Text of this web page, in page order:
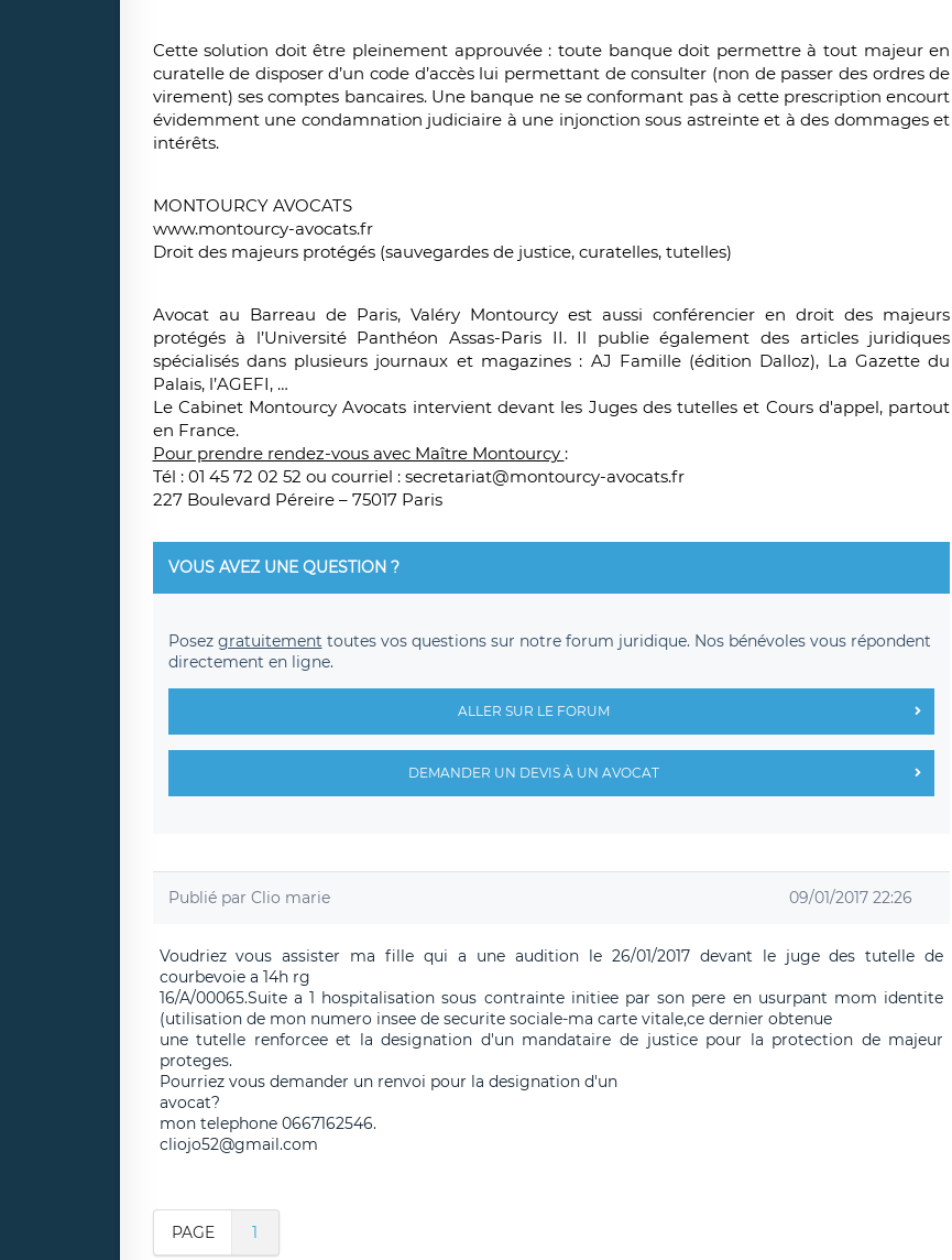
Cette solution doit être pleinement approuvée : toute banque doit permettre à tout majeur en
curatelle de disposer d’un code d’accès lui permettant de consulter (non de passer des ordres de
virement) ses comptes bancaires. Une banque ne se conformant pas à cette prescription encourt
évidemment une condamnation judiciaire à une injonction sous astreinte et à des dommages et
intérêts.
MONTOURCY AVOCATS
www.montourcy-avocats.fr
Droit des majeurs protégés (sauvegardes de justice, curatelles, tutelles)
Avocat au Barreau de Paris, Valéry Montourcy est aussi conférencier en droit des majeurs
protégés à l’Université Panthéon Assas-Paris II. Il publie également des articles juridiques
spécialisés dans plusieurs journaux et magazines : AJ Famille (édition Dalloz), La Gazette du
Palais, l’AGEFI, …
Le Cabinet Montourcy Avocats intervient devant les Juges des tutelles et Cours d'appel, partout
en France.
Pour prendre rendez-vous avec Maître Montourcy :
Tél : 01 45 72 02 52 ou courriel : secretariat@montourcy-avocats.fr
227 Boulevard Péreire – 75017 Paris
VOUS AVEZ UNE QUESTION ?
Posez gratuitement toutes vos questions sur notre forum juridique. Nos bénévoles vous répondent
directement en ligne.
ALLER SUR LE FORUM
DEMANDER UN DEVIS À UN AVOCAT
Publié par Clio marie 09/01/2017 22:26
Voudriez vous assister ma fille qui a une audition le 26/01/2017 devant le juge des tutelle de
courbevoie a 14h rg
16/A/00065.Suite a 1 hospitalisation sous contrainte initiee par son pere en usurpant mom identite
(utilisation de mon numero insee de securite sociale-ma carte vitale,ce dernier obtenue
une tutelle renforcee et la designation d'un mandataire de justice pour la protection de majeur
proteges.
Pourriez vous demander un renvoi pour la designation d'un
avocat?
mon telephone 0667162546.
cliojo52@gmail.com
PAGE 1